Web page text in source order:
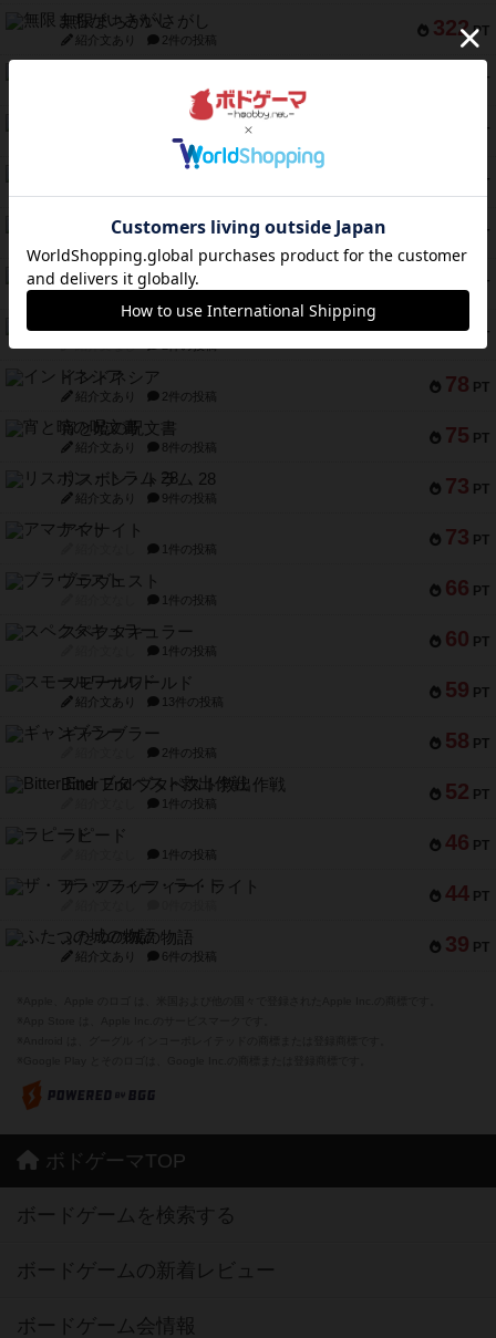
322 PT
無限まちがいさがし
紹介文あり 2件の投稿
PT
1件の投稿
PT
1件の投稿
PT
紹介文あり 1件の投稿
PT
ファースト・イン・フライト
PT
モズビ－ズ・レイダ－ズ
79 PT
テンプテーション
紹介文なし 2件の投稿
78 PT
インドネシア
紹介文あり 2件の投稿
75 PT
宵と暁の呪文書
紹介文あり 8件の投稿
73 PT
リスボン・トラム 28
紹介文あり 9件の投稿
73 PT
アマナイト
1件の投稿
66 PT
ブラヴェスト
1件の投稿
60 PT
スペクタキュラー
1件の投稿
59 PT
スモールワールド
紹介文あり 13件の投稿
58 PT
ギャンブラー
2件の投稿
52 PT
Bitter End ブタペスト救出作戦
1件の投稿
46 PT
ラピード
1件の投稿
44 PT
ザ・フラッフィー・ライト
39 PT
ふたつの城の物語
紹介文あり 6件の投稿
ボドゲーマTOP
ボードゲームを検索する
ボードゲームの新着レビュー
ボードゲーム会情報